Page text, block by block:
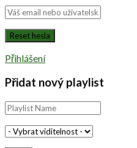
Přihlášení
Přidat nový playlist